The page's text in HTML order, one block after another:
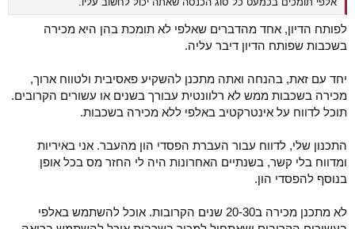
לפותח הדיון, אחד מהדברים שאלפי לא תומכת בהן היא מכירה
בשכבות שפותח הדיון דיבר עליה.
יחד עם זאת, בהנחה ואתה מתכנן להשקיע פאסיבית ולטווח ארוך,
מכירה בשכבות ממש לא רלוונטית עבורך בשנים או עשורים הקרובים.
תוכל לדווח על אינטרקטיב באלפי ללא מכירה בשכבות.
התכנון שלי, לדווח עבור העברת הפסדי הון מהעבר. אני באיריות
ומדווח בלי קשר, בשנתיים האחרונות היה לי החזר מס בכל אופן
בנוסף להפסדי הון.
לא מתכנן מכירה ב20-30 שנים הקרובות. אוכל להשתמש באלפי